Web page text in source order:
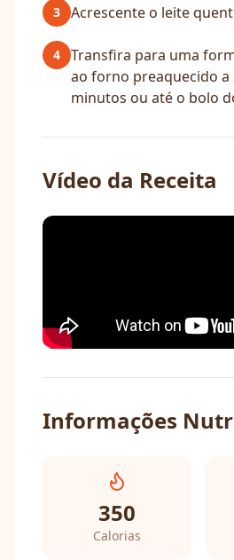
3 Acrescente o leite
4
Transfira para uma
ao forno preaquecido a
minutos ou até o bolo
Vídeo da Receita
Informações
350
Calorias